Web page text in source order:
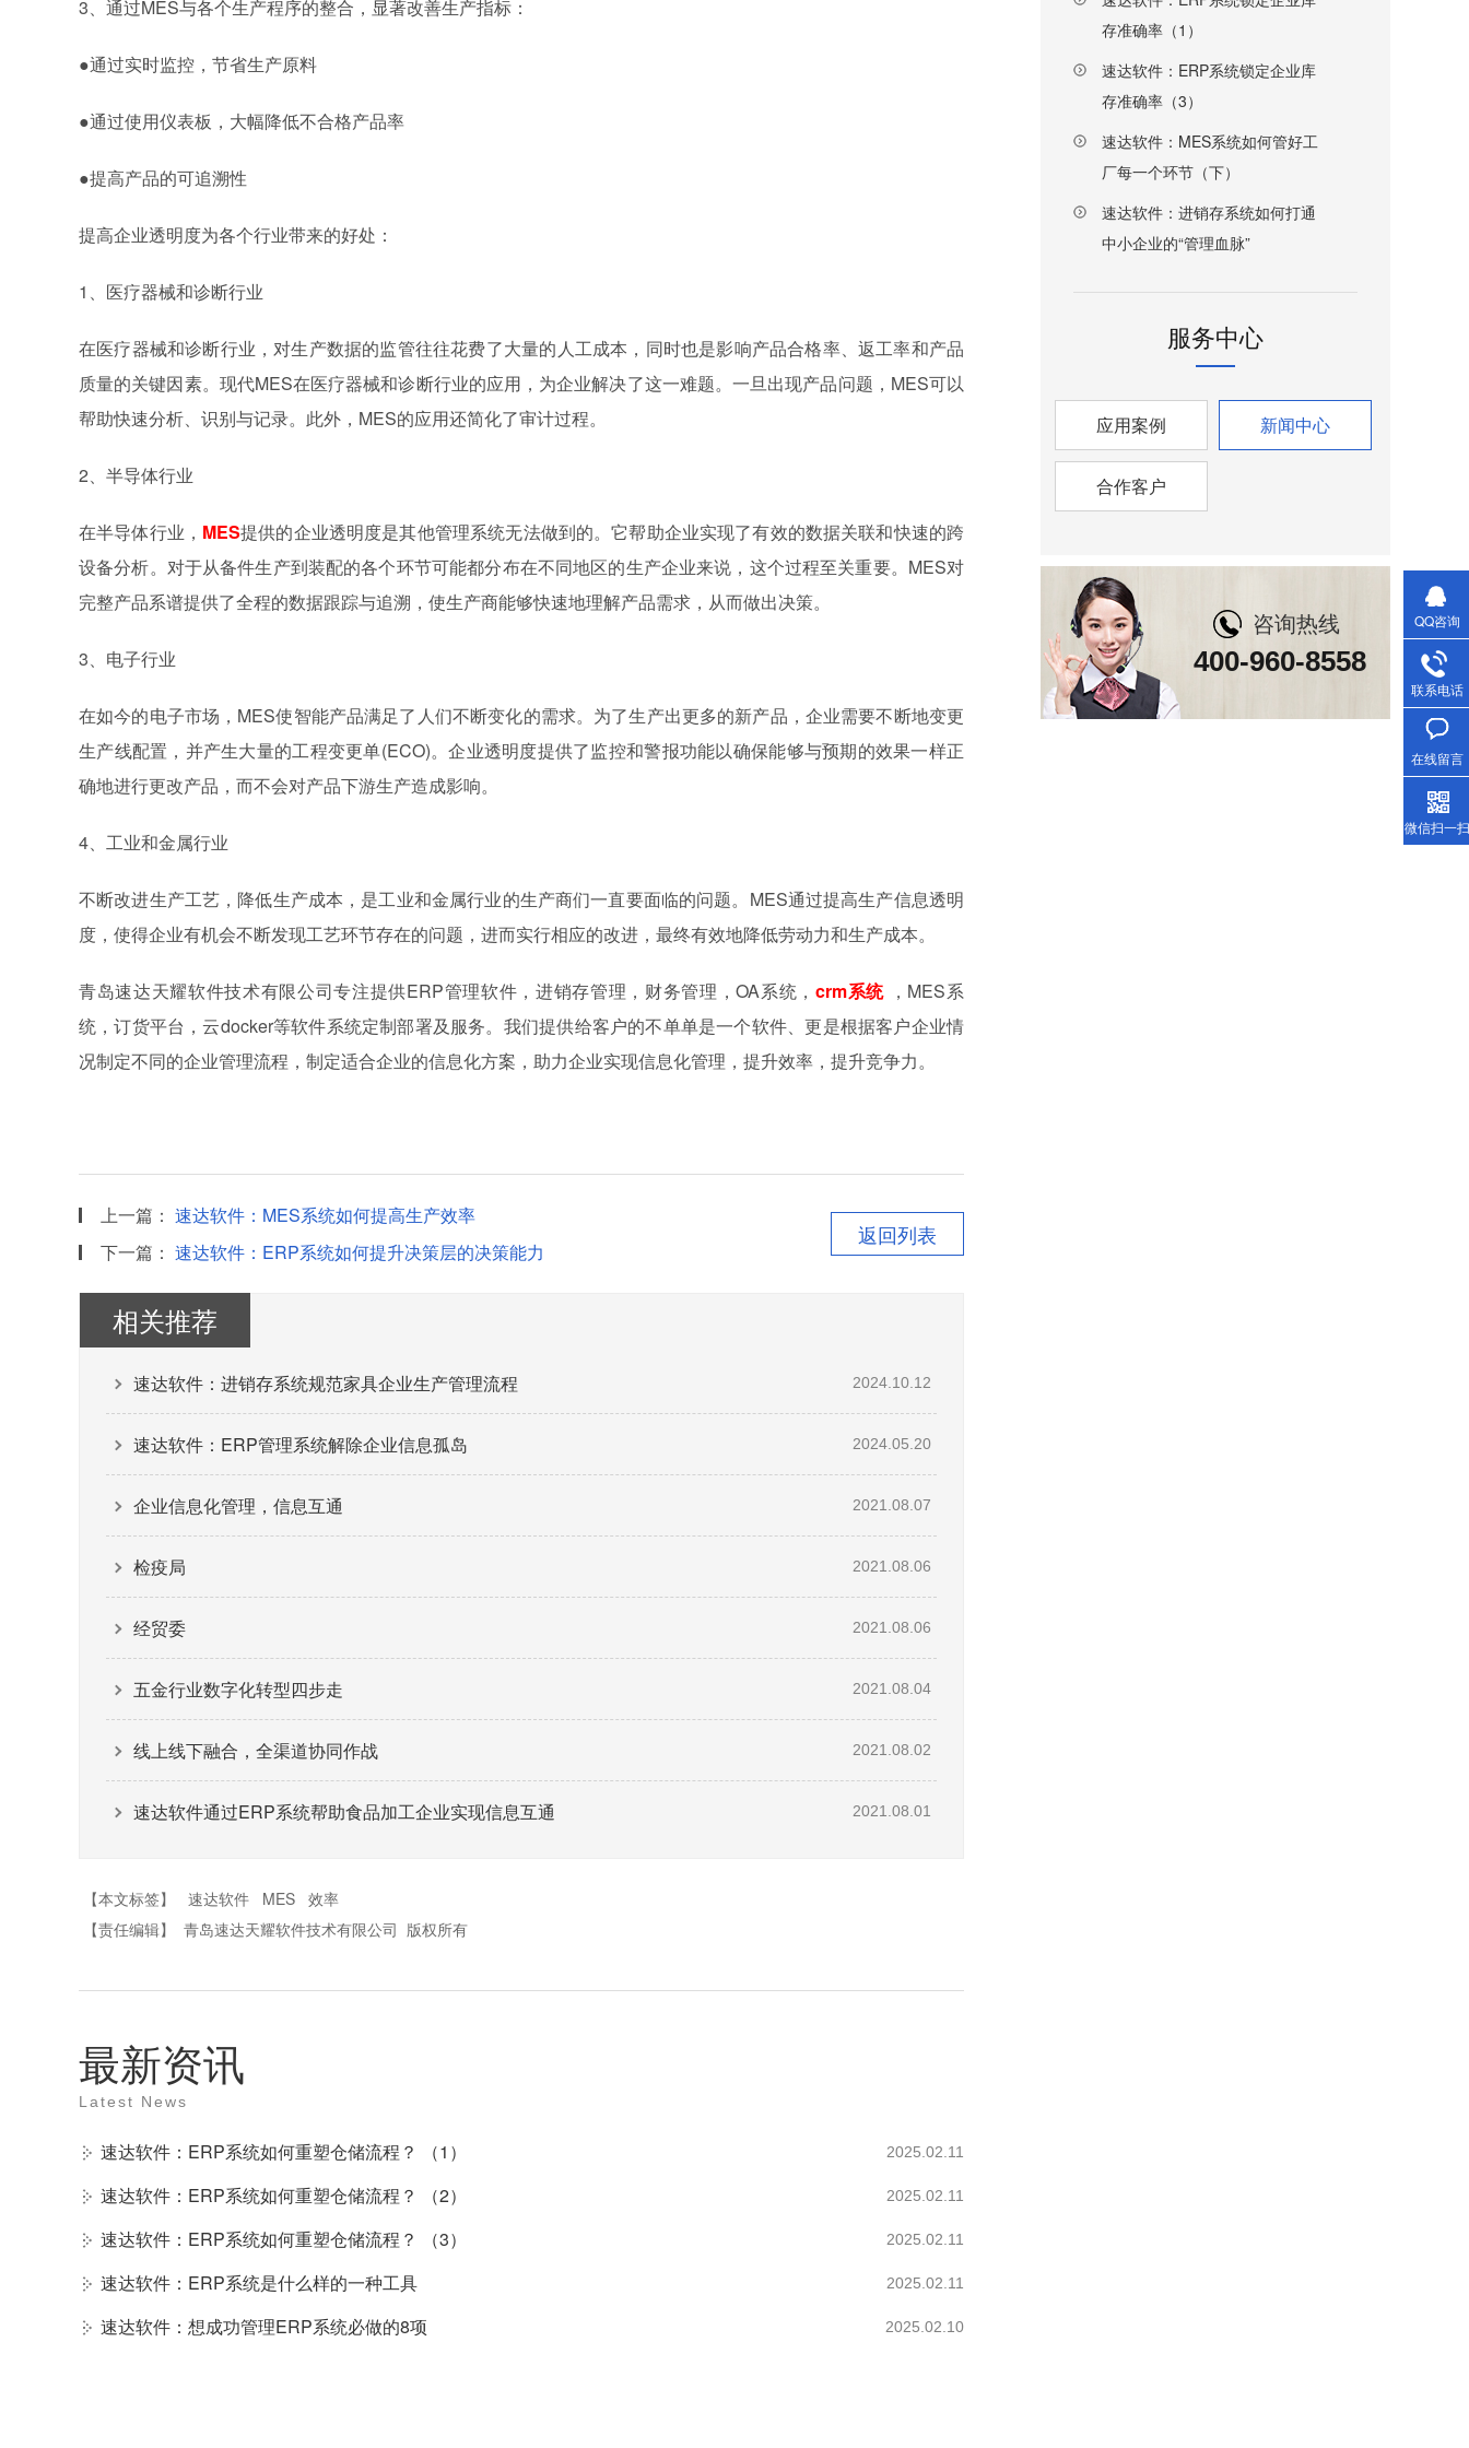
3、通过MES与各个生产程序的整合，显著改善生产指标：
●通过实时监控，节省生产原料
●通过使用仪表板，大幅降低不合格产品率
●提高产品的可追溯性
提高企业透明度为各个行业带来的好处：
1、医疗器械和诊断行业
在医疗器械和诊断行业，对生产数据的监管往往花费了大量的人工成本，同时也是影响产品合格率、返工率和产品
质量的关键因素。现代MES在医疗器械和诊断行业的应用，为企业解决了这一难题。一旦出现产品问题，MES可以
帮助快速分析、识别与记录。此外，MES的应用还简化了审计过程。
2、半导体行业
在半导体行业， MES提供的企业透明度是其他管理系统无法做到的。它帮助企业实现了有效的数据关联和快速的跨
设备分析。对于从备件生产到装配的各个环节可能都分布在不同地区的生产企业来说，这个过程至关重要。MES对
完整产品系谱提供了全程的数据跟踪与追溯，使生产商能够快速地理解产品需求，从而做出决策。
3、电子行业
在如今的电子市场，MES使智能产品满足了人们不断变化的需求。为了生产出更多的新产品，企业需要不断地变更
生产线配置，并产生大量的工程变更单(ECO)。企业透明度提供了监控和警报功能以确保能够与预期的效果一样正
确地进行更改产品，而不会对产品下游生产造成影响。
4、工业和金属行业
不断改进生产工艺，降低生产成本，是工业和金属行业的生产商们一直要面临的问题。MES通过提高生产信息透明
度，使得企业有机会不断发现工艺环节存在的问题，进而实行相应的改进，最终有效地降低劳动力和生产成本。
青岛速达天耀软件技术有限公司专注提供ERP管理软件，进销存管理，财务管理，OA系统， crm系统 ，MES系
统，订货平台，云docker等软件系统定制部署及服务。我们提供给客户的不单单是一个软件、更是根据客户企业情
况制定不同的企业管理流程，制定适合企业的信息化方案，助力企业实现信息化管理，提升效率，提升竞争力。
上一篇： 速达软件：MES系统如何提高生产效率
下一篇： 速达软件：ERP系统如何提升决策层的决策能力
返回列表
相关推荐
速达软件：进销存系统规范家具企业生产管理流程 2024.10.12
速达软件：ERP管理系统解除企业信息孤岛 2024.05.20
企业信息化管理，信息互通 2021.08.07
检疫局 2021.08.06
经贸委 2021.08.06
五金行业数字化转型四步走 2021.08.04
线上线下融合，全渠道协同作战 2021.08.02
速达软件通过ERP系统帮助食品加工企业实现信息互通 2021.08.01
【本文标签】 速达软件 MES 效率
【责任编辑】
青岛速达天耀软件技术有限公司 版权所有
最新资讯
Latest News
速达软件：ERP系统如何重塑仓储流程？ （1） 2025.02.11
速达软件：ERP系统如何重塑仓储流程？ （2） 2025.02.11
速达软件：ERP系统如何重塑仓储流程？ （3） 2025.02.11
速达软件：ERP系统是什么样的一种工具 2025.02.11
速达软件：想成功管理ERP系统必做的8项 2025.02.10
存准确率（1）
速达软件：ERP系统锁定企业库
存准确率（3）
速达软件：MES系统如何管好工
厂每一个环节（下）
速达软件：进销存系统如何打通
中小企业的“管理血脉”
服务中心
应用案例 新闻中心
合作客户
咨询热线
400-960-8558
QQ咨询
联系电话
在线留言
微信扫一扫